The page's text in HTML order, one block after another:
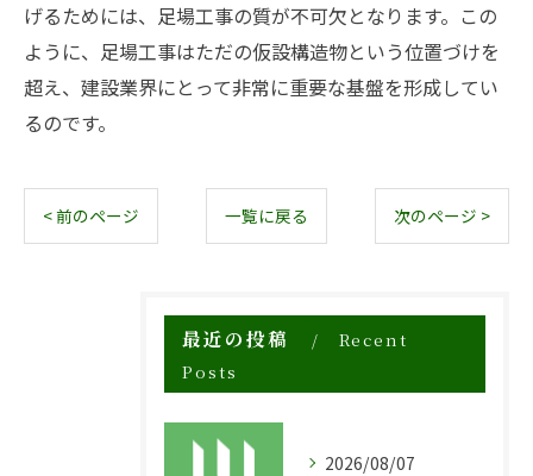
げるためには、足場工事の質が不可欠となります。この
ように、足場工事はただの仮設構造物という位置づけを
超え、建設業界にとって非常に重要な基盤を形成してい
るのです。
< 前のページ 一覧に戻る 次のページ >
最近の投稿
Recent
Posts
2026/08/07